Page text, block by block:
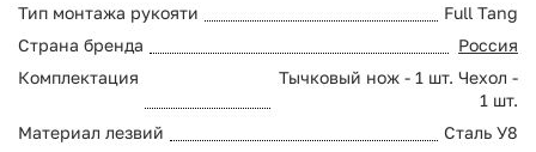
Тип монтажа рукояти
Full Tang
Страна бренда
Россия
Комплектация
Тычковый нож - 1 шт. Чехол -
1 шт.
Материал лезвий
Сталь У8